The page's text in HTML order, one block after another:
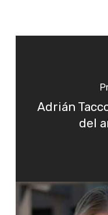
Adrián
del